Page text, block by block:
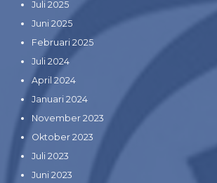
Juli 2025
Juni 2025
Februari 2025
Juli 2024
April 2024
Januari 2024
November 2023
Oktober 2023
Juli 2023
Juni 2023